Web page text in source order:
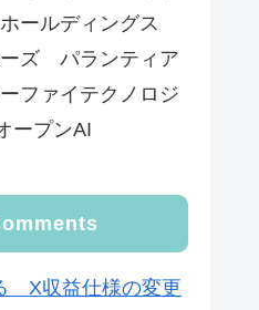
ールディングス
ーズ パランティア
ファイテクノロジ
プンAI
X収益仕様の変更